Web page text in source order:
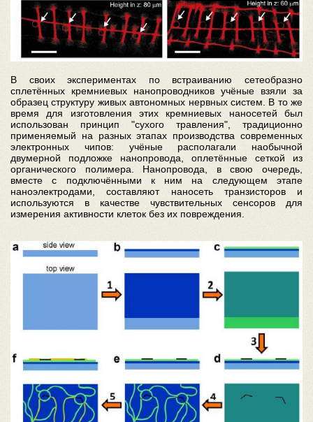
В своих экспериментах по встраиванию сетеобразно
сплетённых кремниевых нанопроводников учёные взяли за
образец структуру живых автономных нервных систем. В то же
время для изготовления этих кремниевых наносетей был
использован принцип "сухого травления", традиционно
применяемый на разных этапах производства современных
электронных чипов: учёные располагали наобычной
двумерной подложке нанопровода, оплетённые сеткой из
органического полимера. Нанопровода, в свою очередь,
вместе с подключёнными к ним на следующем этапе
наноэлектродами, составляют наносеть транзисторов и
используются в качестве чувствительных сенсоров для
измерения активности клеток без их повреждения.